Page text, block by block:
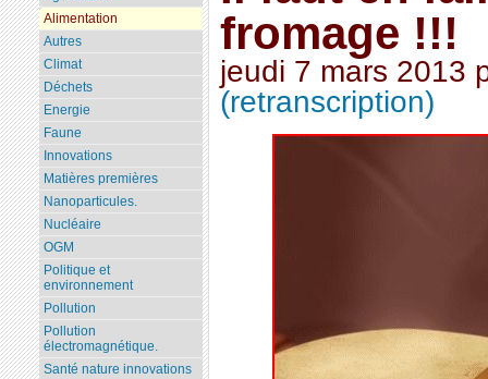
fromage !!!
jeudi 7 mars 2013
(retranscription)
Alimentation
Autres
Climat
Déchets
Energie
Faune
Innovations
Matières premières
Nanoparticules.
Nucléaire
OGM
Politique et
environnement
Pollution
Pollution
électromagnétique.
Santé nature innovations